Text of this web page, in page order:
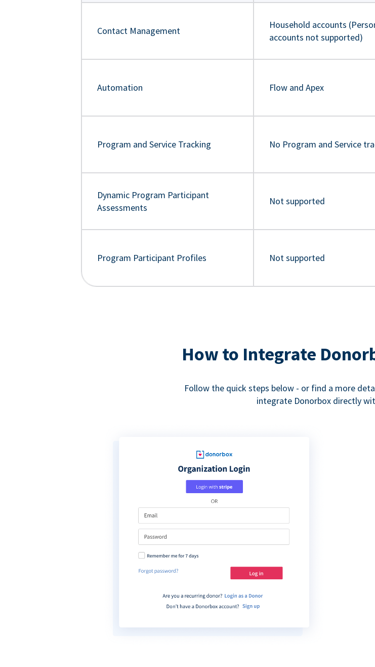
Contact Management
Household accounts
accounts not supported)
Automation Flow and Apex
Program and Service Tracking No Program and Service
Dynamic Program Participant
Assessments
Not supported
Program Participant Profiles Not supported
How to Integrate
Follow the quick steps below - or find a more
integrate Donorbox directly